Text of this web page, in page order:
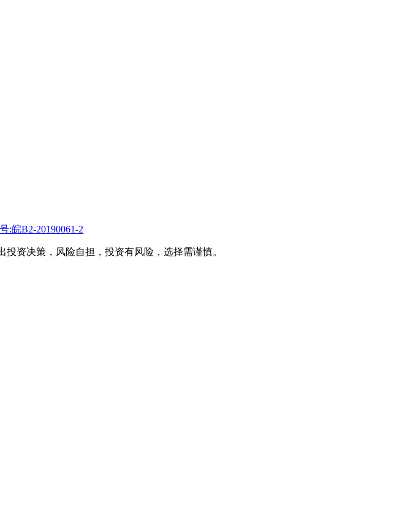
:皖B2-20190061-2
资决策，风险自担，投资有风险，选择需谨慎。